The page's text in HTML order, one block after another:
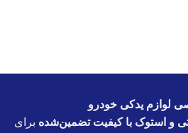
لوازم یدکی خودرو
و استوک با کیفیت تضمین‌شده برای